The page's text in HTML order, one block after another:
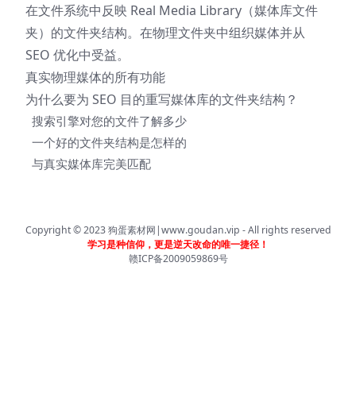
在文件系统中反映 Real Media Library（媒体库文件
夹）的文件夹结构。在物理文件夹中组织媒体并从
SEO 优化中受益。
真实物理媒体的所有功能
为什么要为 SEO 目的重写媒体库的文件夹结构？
搜索引擎对您的文件了解多少
一个好的文件夹结构是怎样的
与真实媒体库完美匹配
Copyright © 2023狗蛋素材网|www.goudan.vip - All rights reserved
学习是种信仰，更是逆天改命的唯一捷径！
赣ICP备2009059869号